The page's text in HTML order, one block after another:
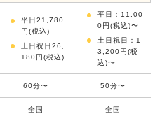
平日21,780
円(税込)
土日祝日26,
180円(税込)
平日：11,00
0円(税込)〜
土日祝日：1
3,200円(税
込)〜
60分〜 50分〜
全国 全国